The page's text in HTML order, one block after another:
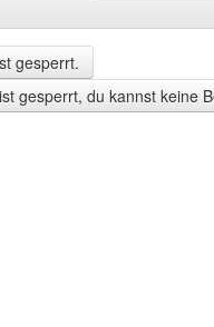
gesperrt.
gesperrt, du kannst keine